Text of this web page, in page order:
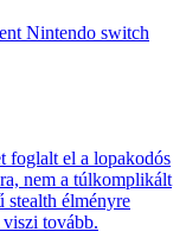
Nintendo switch
foglalt el a lopakodós
nem a túlkomplikált
stealth élményre
tovább.